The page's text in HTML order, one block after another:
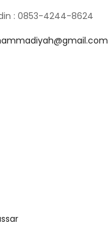
: 0853-4244-8624